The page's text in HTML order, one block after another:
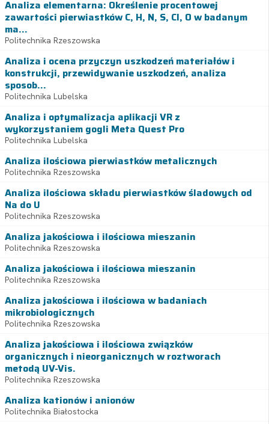
Analiza elementarna: Określenie procentowej
zawartości pierwiastków C, H, N, S, Cl, O w badanym
ma...
Politechnika Rzeszowska
Analiza i ocena przyczyn uszkodzeń materiałów i
konstrukcji, przewidywanie uszkodzeń, analiza
sposob...
Politechnika Lubelska
Analiza i optymalizacja aplikacji VR z
wykorzystaniem gogli Meta Quest Pro
Politechnika Lubelska
Analiza ilościowa pierwiastków metalicznych
Politechnika Rzeszowska
Analiza ilościowa składu pierwiastków śladowych od
Na do U
Politechnika Rzeszowska
Analiza jakościowa i ilościowa mieszanin
Politechnika Rzeszowska
Analiza jakościowa i ilościowa mieszanin
Politechnika Rzeszowska
Analiza jakościowa i ilościowa w badaniach
mikrobiologicznych
Politechnika Rzeszowska
Analiza jakościowa i ilościowa związków
organicznych i nieorganicznych w roztworach
metodą UV-Vis.
Politechnika Rzeszowska
Analiza kationów i anionów
Politechnika Białostocka